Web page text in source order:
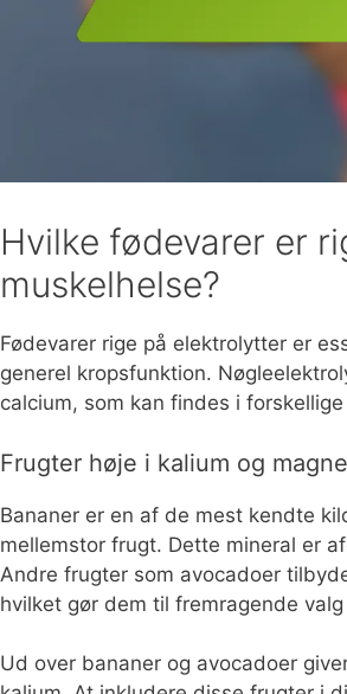
Hvilke fødevarer er
muskelhelse?
Fødevarer rige på elektrolytter er
generel kropsfunktion.
calcium, som kan findes i
Frugter høje i kalium og
Bananer er en af de mest kendte
mellemstor frugt. Dette mineral er
Andre frugter som avocadoer
hvilket gør dem til fremragende
Ud over bananer og avocadoer